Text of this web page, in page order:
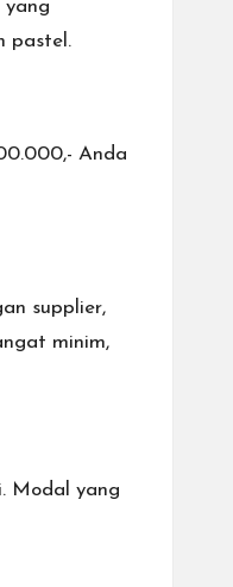
yang
pastel.
Anda
supplier,
minim,
Modal yang